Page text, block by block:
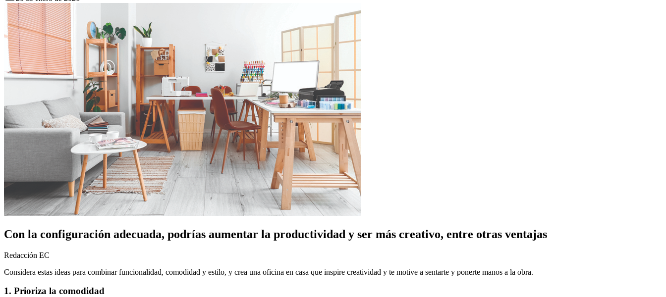
Con la configuración adecuada, podrías aumentar la productividad y ser más creativo, entre otras ventajas
Redacción EC
Considera estas ideas para combinar funcionalidad, comodidad y estilo, y crea una oficina en casa que inspire creatividad y te motive a sentarte y ponerte manos a la obra.
1. Prioriza la comodidad